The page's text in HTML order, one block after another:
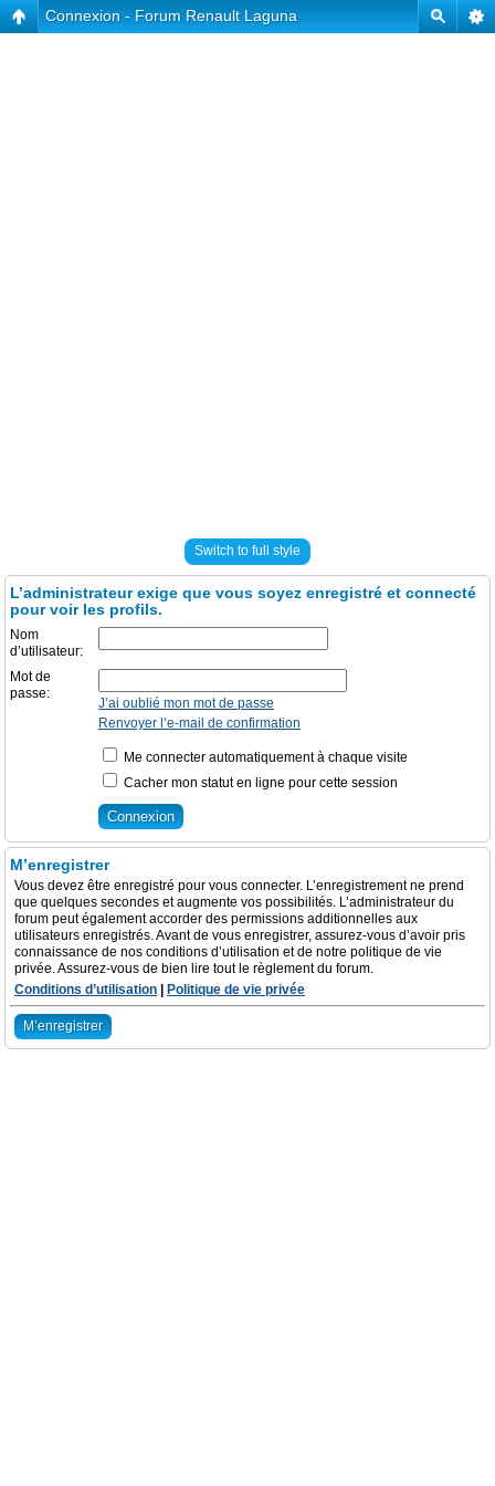
Connexion - Forum Renault Laguna
Switch to full style
L’administrateur exige que vous soyez enregistré et connecté
pour voir les profils.
Nom
d’utilisateur:
Mot de
passe:
J’ai oublié mon mot de passe
Renvoyer l’e-mail de confirmation
Me connecter automatiquement à chaque visite
Cacher mon statut en ligne pour cette session
M’enregistrer
Vous devez être enregistré pour vous connecter. L’enregistrement ne prend
que quelques secondes et augmente vos possibilités. L’administrateur du
forum peut également accorder des permissions additionnelles aux
utilisateurs enregistrés. Avant de vous enregistrer, assurez-vous d’avoir pris
connaissance de nos conditions d’utilisation et de notre politique de vie
privée. Assurez-vous de bien lire tout le règlement du forum.
Conditions d’utilisation
Politique de vie privée
M’enregistrer